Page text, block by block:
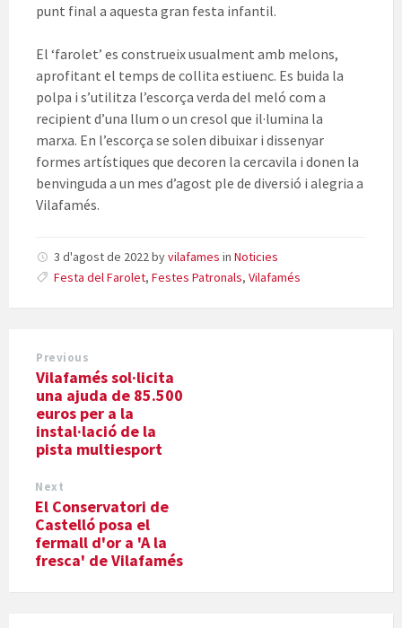
punt final a aquesta gran festa infantil.
El ‘farolet’ es construeix usualment amb melons,
aprofitant el temps de collita estiuenc. Es buida la
polpa i s’utilitza l’escorça verda del meló com a
recipient d’una llum o un cresol que il·lumina la
marxa. En l’escorça se solen dibuixar i dissenyar
formes artístiques que decoren la cercavila i donen la
benvinguda a un mes d’agost ple de diversió i alegria a
Vilafamés.
3 d'agost de 2022byvilafames in Noticies
Festa del Farolet, Festes Patronals, Vilafamés
Previous
Vilafamés sol·licita
una ajuda de 85.500
euros per a la
instal·lació de la
pista multiesport
Next
El Conservatori de
Castelló posa el
fermall d'or a 'A la
fresca' de Vilafamés